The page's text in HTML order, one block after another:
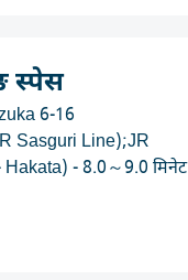
स्पेस
6-16
Sasguri Line);JR
- 8.0～9.0 मिनेट